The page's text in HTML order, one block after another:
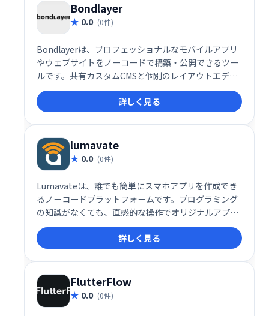
Bondlayer
0.0 (0件)
Bondlayerは、プロフェッショナルなモバイルアプリ
やウェブサイトをノーコードで構築・公開できるツー
ルです。共有カスタムCMSと個別のレイアウトエディ
タを提供し、多言語対応、リアルタイムフィルター、
フォームなど豊富な機能を備えています。複雑なコー
ディング不要で、理想のアプリやウェブサイトを簡単
に実現できます。
詳しく見る
lumavate
0.0 (0件)
Lumavateは、誰でも簡単にスマホアプリを作成でき
るノーコードプラットフォームです。プログラミング
の知識がなくても、直感的な操作でオリジナルアプリ
を開発できます。ビジネスアプリからゲームまで、幅
広い用途に対応し、迅速な開発とスムーズなリリース
を実現します。手軽にアプリ開発を始めたい方におす
すめです。
詳しく見る
FlutterFlow
0.0 (0件)